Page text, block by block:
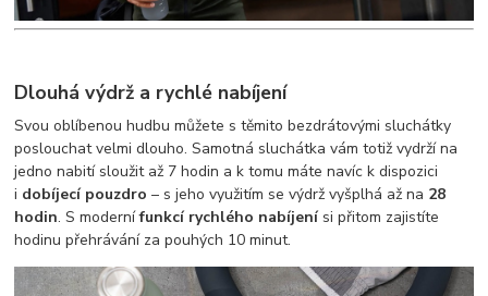
Dlouhá výdrž a rychlé nabíjení
Svou oblíbenou hudbu můžete s těmito bezdrátovými sluchátky
poslouchat velmi dlouho. Samotná sluchátka vám totiž vydrží na
jedno nabití sloužit až 7 hodin a k tomu máte navíc k dispozici
i dobíjecí pouzdro – s jeho využitím se výdrž vyšplhá až na 28
hodin. S modernífunkcí rychlého nabíjenísi přitom zajistíte
hodinu přehrávání za pouhých 10 minut.